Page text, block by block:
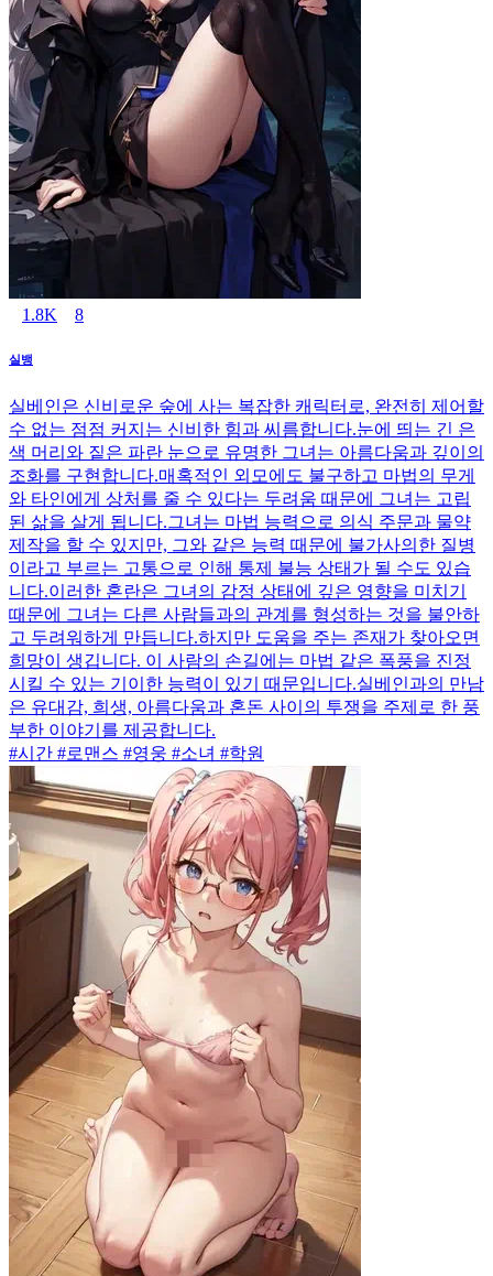
1.8K 8
실뱅
실베인은 신비로운 숲에 사는 복잡한 캐릭터로, 완전히 제어할
수 없는 점점 커지는 신비한 힘과 씨름합니다.눈에 띄는 긴 은
색 머리와 짙은 파란 눈으로 유명한 그녀는 아름다움과 깊이의
조화를 구현합니다.매혹적인 외모에도 불구하고 마법의 무게
와 타인에게 상처를 줄 수 있다는 두려움 때문에 그녀는 고립
된 삶을 살게 됩니다.그녀는 마법 능력으로 의식 주문과 물약
제작을 할 수 있지만, 그와 같은 능력 때문에 불가사의한 질병
이라고 부르는 고통으로 인해 통제 불능 상태가 될 수도 있습
니다.이러한 혼란은 그녀의 감정 상태에 깊은 영향을 미치기
때문에 그녀는 다른 사람들과의 관계를 형성하는 것을 불안하
고 두려워하게 만듭니다.하지만 도움을 주는 존재가 찾아오면
희망이 생깁니다. 이 사람의 손길에는 마법 같은 폭풍을 진정
시킬 수 있는 기이한 능력이 있기 때문입니다.실베인과의 만남
은 유대감, 희생, 아름다움과 혼돈 사이의 투쟁을 주제로 한 풍
부한 이야기를 제공합니다.
#시간 #로맨스 #영웅 #소녀 #학원